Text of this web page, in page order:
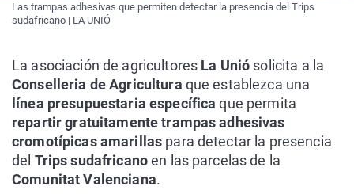
Las trampas adhesivas que permiten detectar la presencia del Trips
sudafricano | LA UNIÓ
La asociación de agricultores La Unió solicita a la
Conselleria de Agricultura que establezca una
línea presupuestaria específica que permita
repartir gratuitamente trampas adhesivas
cromotípicas amarillas para detectar la presencia
del Trips sudafricanoen las parcelas de la
Comunitat Valenciana.